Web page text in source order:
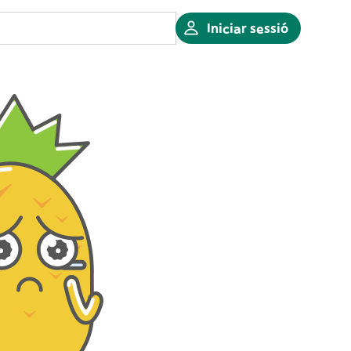
Iniciar sessió